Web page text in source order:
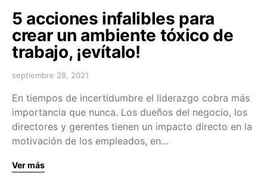
5 acciones infalibles para
crear un ambiente tóxico de
trabajo, ¡evítalo!
septiembre 28, 2021
En tiempos de incertidumbre el liderazgo cobra más
importancia que nunca. Los dueños del negocio, los
directores y gerentes tienen un impacto directo en la
motivación de los empleados, en…
Ver más